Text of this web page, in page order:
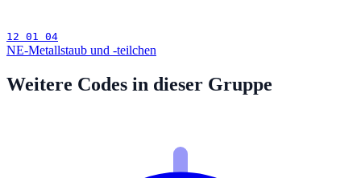
12 01 04
NE-Metallstaub und -teilchen
Weitere Codes in dieser Gruppe